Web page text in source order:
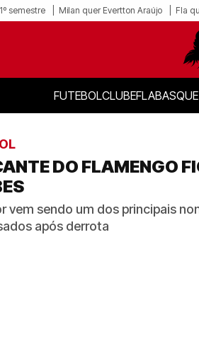
semestre Milan quer Evertton Araújo Fla
FUTEBOLCLUBE
DO FLAMENGO
vem sendo um dos principais
após derrota